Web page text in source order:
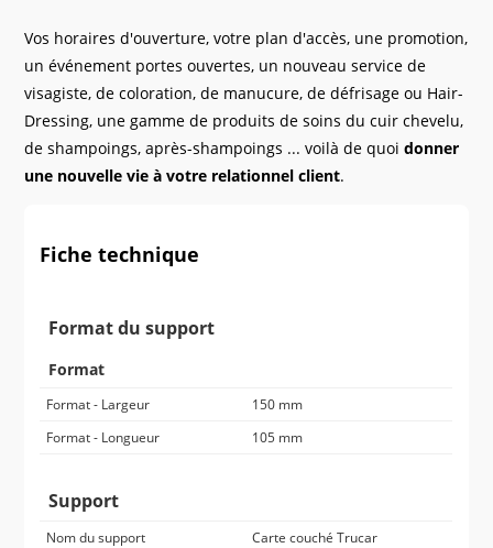
Vos horaires d'ouverture, votre plan d'accès, une promotion,
un événement portes ouvertes, un nouveau service de
visagiste, de coloration, de manucure, de défrisage ou Hair-
Dressing, une gamme de produits de soins du cuir chevelu,
de shampoings, après-shampoings ... voilà de quoidonner
une nouvelle vie à votre relationnel client.
Fiche technique
Format du support
Format
Format - Largeur
150 mm
Format - Longueur
105 mm
Support
Nom du support
Carte couché Trucar